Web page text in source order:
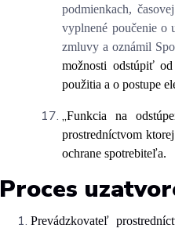
podmienkach,
vyplnené poučenie o
zmluvy a oznámil
možnosti odstúpiť
použitia a o postupe
„Funkcia na
prostredníctvom
ochrane spotrebiteľa.
Proces
Prevádzkovateľ